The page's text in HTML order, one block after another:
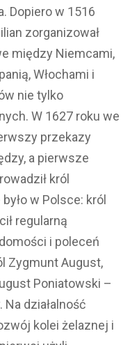
Dopiero w 1516
zorganizował
między Niemcami,
Włochami i
nie tylko
W 1627 roku we
przekazy
a pierwsze
król
w Polsce: król
regularną
i poleceń
Zygmunt August,
Poniatowski –
działalność
kolei żelaznej i